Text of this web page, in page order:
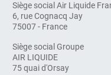
Siège social Air Liquide
6, rue Cognacq Jay
75007 - France
Siège social Groupe
AIR LIQUIDE
75 quai d'Orsay